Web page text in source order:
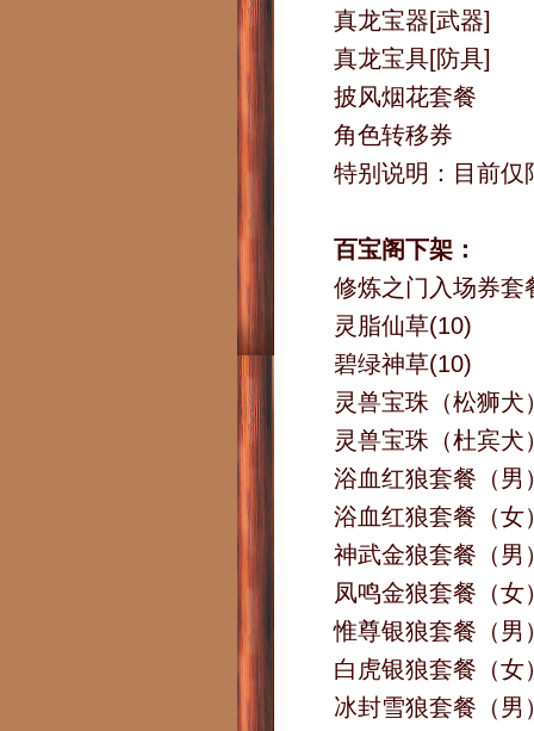
真龙宝器[武器]
真龙宝具[防具]
披风烟花套餐
角色转移券
特别说明：目前仅
百宝阁下架：
修炼之门入场券套
灵脂仙草(10)
碧绿神草(10)
灵兽宝珠（松狮犬
灵兽宝珠（杜宾犬
浴血红狼套餐（男
浴血红狼套餐（女
神武金狼套餐（男
凤鸣金狼套餐（女
惟尊银狼套餐（男
白虎银狼套餐（女
冰封雪狼套餐（男